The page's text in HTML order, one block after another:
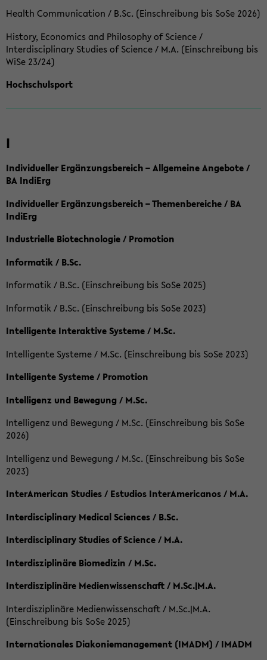
Health Communication / B.Sc. (Einschreibung bis SoSe 2026)
History, Economics and Philosophy of Science /
Interdisciplinary Studies of Science / M.A. (Einschreibung bis
WiSe 23/24)
Hochschulsport
I
Individueller Ergänzungsbereich – Allgemeine Angebote /
BA IndiErg
Individueller Ergänzungsbereich – Themenbereiche / BA
IndiErg
Industrielle Biotechnologie / Promotion
Informatik / B.Sc.
Informatik / B.Sc. (Einschreibung bis SoSe 2025)
Informatik / B.Sc. (Einschreibung bis SoSe 2023)
Intelligente Interaktive Systeme / M.Sc.
Intelligente Systeme / M.Sc. (Einschreibung bis SoSe 2023)
Intelligente Systeme / Promotion
Intelligenz und Bewegung / M.Sc.
Intelligenz und Bewegung / M.Sc. (Einschreibung bis SoSe
2026)
Intelligenz und Bewegung / M.Sc. (Einschreibung bis SoSe
2023)
InterAmerican Studies / Estudios InterAmericanos / M.A.
Interdisciplinary Medical Sciences / B.Sc.
Interdisciplinary Studies of Science / M.A.
Interdisziplinäre Biomedizin / M.Sc.
Interdisziplinäre Medienwissenschaft / M.Sc.|M.A.
Interdisziplinäre Medienwissenschaft / M.Sc.|M.A.
(Einschreibung bis SoSe 2025)
Internationales Diakoniemanagement (IMADM) / IMADM